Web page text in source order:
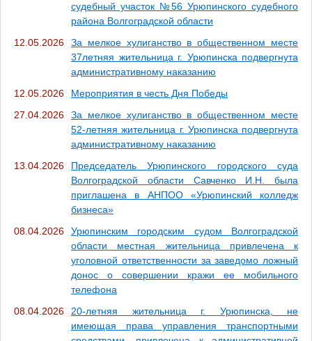
судебный участок №56 Урюпинского судебного
района Волгоградской области
12.05.2026
За мелкое хулиганство в общественном месте
37летняя жительница г. Урюпинска подвергнута
административному наказанию
12.05.2026
Мероприятия в честь Дня Победы
27.04.2026
За мелкое хулиганство в общественном месте
52-летняя жительница г. Урюпинска подвергнута
административному наказанию
13.04.2026
Председатель Урюпинского городского суда
Волгоградской области Савченко И.Н. была
приглашена в АНПОО «Урюпинский колледж
бизнеса»
08.04.2026
Урюпинским городским судом Волгоградской
области местная жительница привлечена к
уголовной ответственности за заведомо ложный
донос о совершении кражи ее мобильного
телефона
08.04.2026
20-летняя жительница г. Урюпинска, не
имеющая права управления транспортными